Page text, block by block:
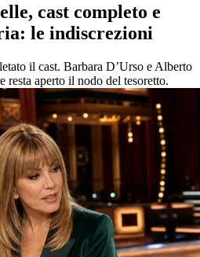
cast completo e
le indiscrezioni
il cast. Barbara D’Urso e Alberto
resta aperto il nodo del tesoretto.